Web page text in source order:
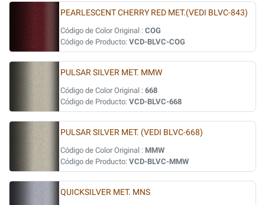
PEARLESCENT CHERRY RED MET.(VEDI BLVC-843)
Código de Color Original : COG
Código de Producto: VCD-BLVC-COG
PULSAR SILVER MET. MMW
Código de Color Original : 668
Código de Producto: VCD-BLVC-668
PULSAR SILVER MET. (VEDI BLVC-668)
Código de Color Original : MMW
Código de Producto: VCD-BLVC-MMW
QUICKSILVER MET. MNS